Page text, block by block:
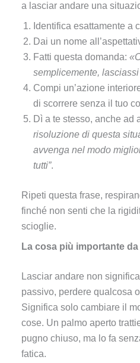
a lasciar andare una
Identifica esattamente a
Dai un nome
Fatti questa domanda:
semplicemente,
Compi un’azione
di scorrere senza il tuo
Dì a te stesso, anche ad
risoluzione di questa
avvenga nel modo
tutti”.
Ripeti questa frase,
finché non senti che la
scioglie.
La cosa più importante
Lasciar andare non
passivo, perdere qualcosa
Significa solo cambiare il
cose. Un palmo aperto
pugno chiuso, ma lo fa
fatica.